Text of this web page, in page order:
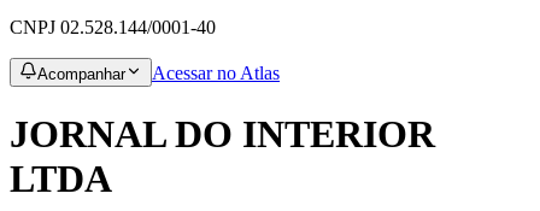
CNPJ 02.528.144/0001-40
Acompanhar Acessar no Atlas
JORNAL DO INTERIOR
LTDA